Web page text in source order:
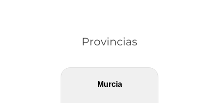
Provincias
Murcia